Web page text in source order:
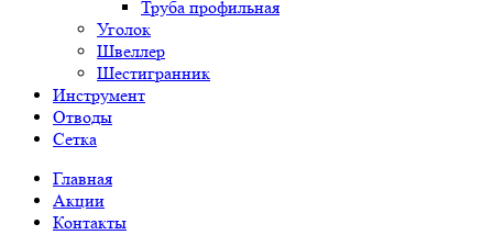
Труба профильная
Уголок
Швеллер
Шестигранник
Инструмент
Отводы
Сетка
Главная
Акции
Контакты